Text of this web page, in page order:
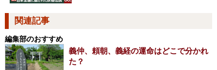
関連記事
編集部のおすすめ
義仲、頼朝、義経の運命はどこで分かれ
た？